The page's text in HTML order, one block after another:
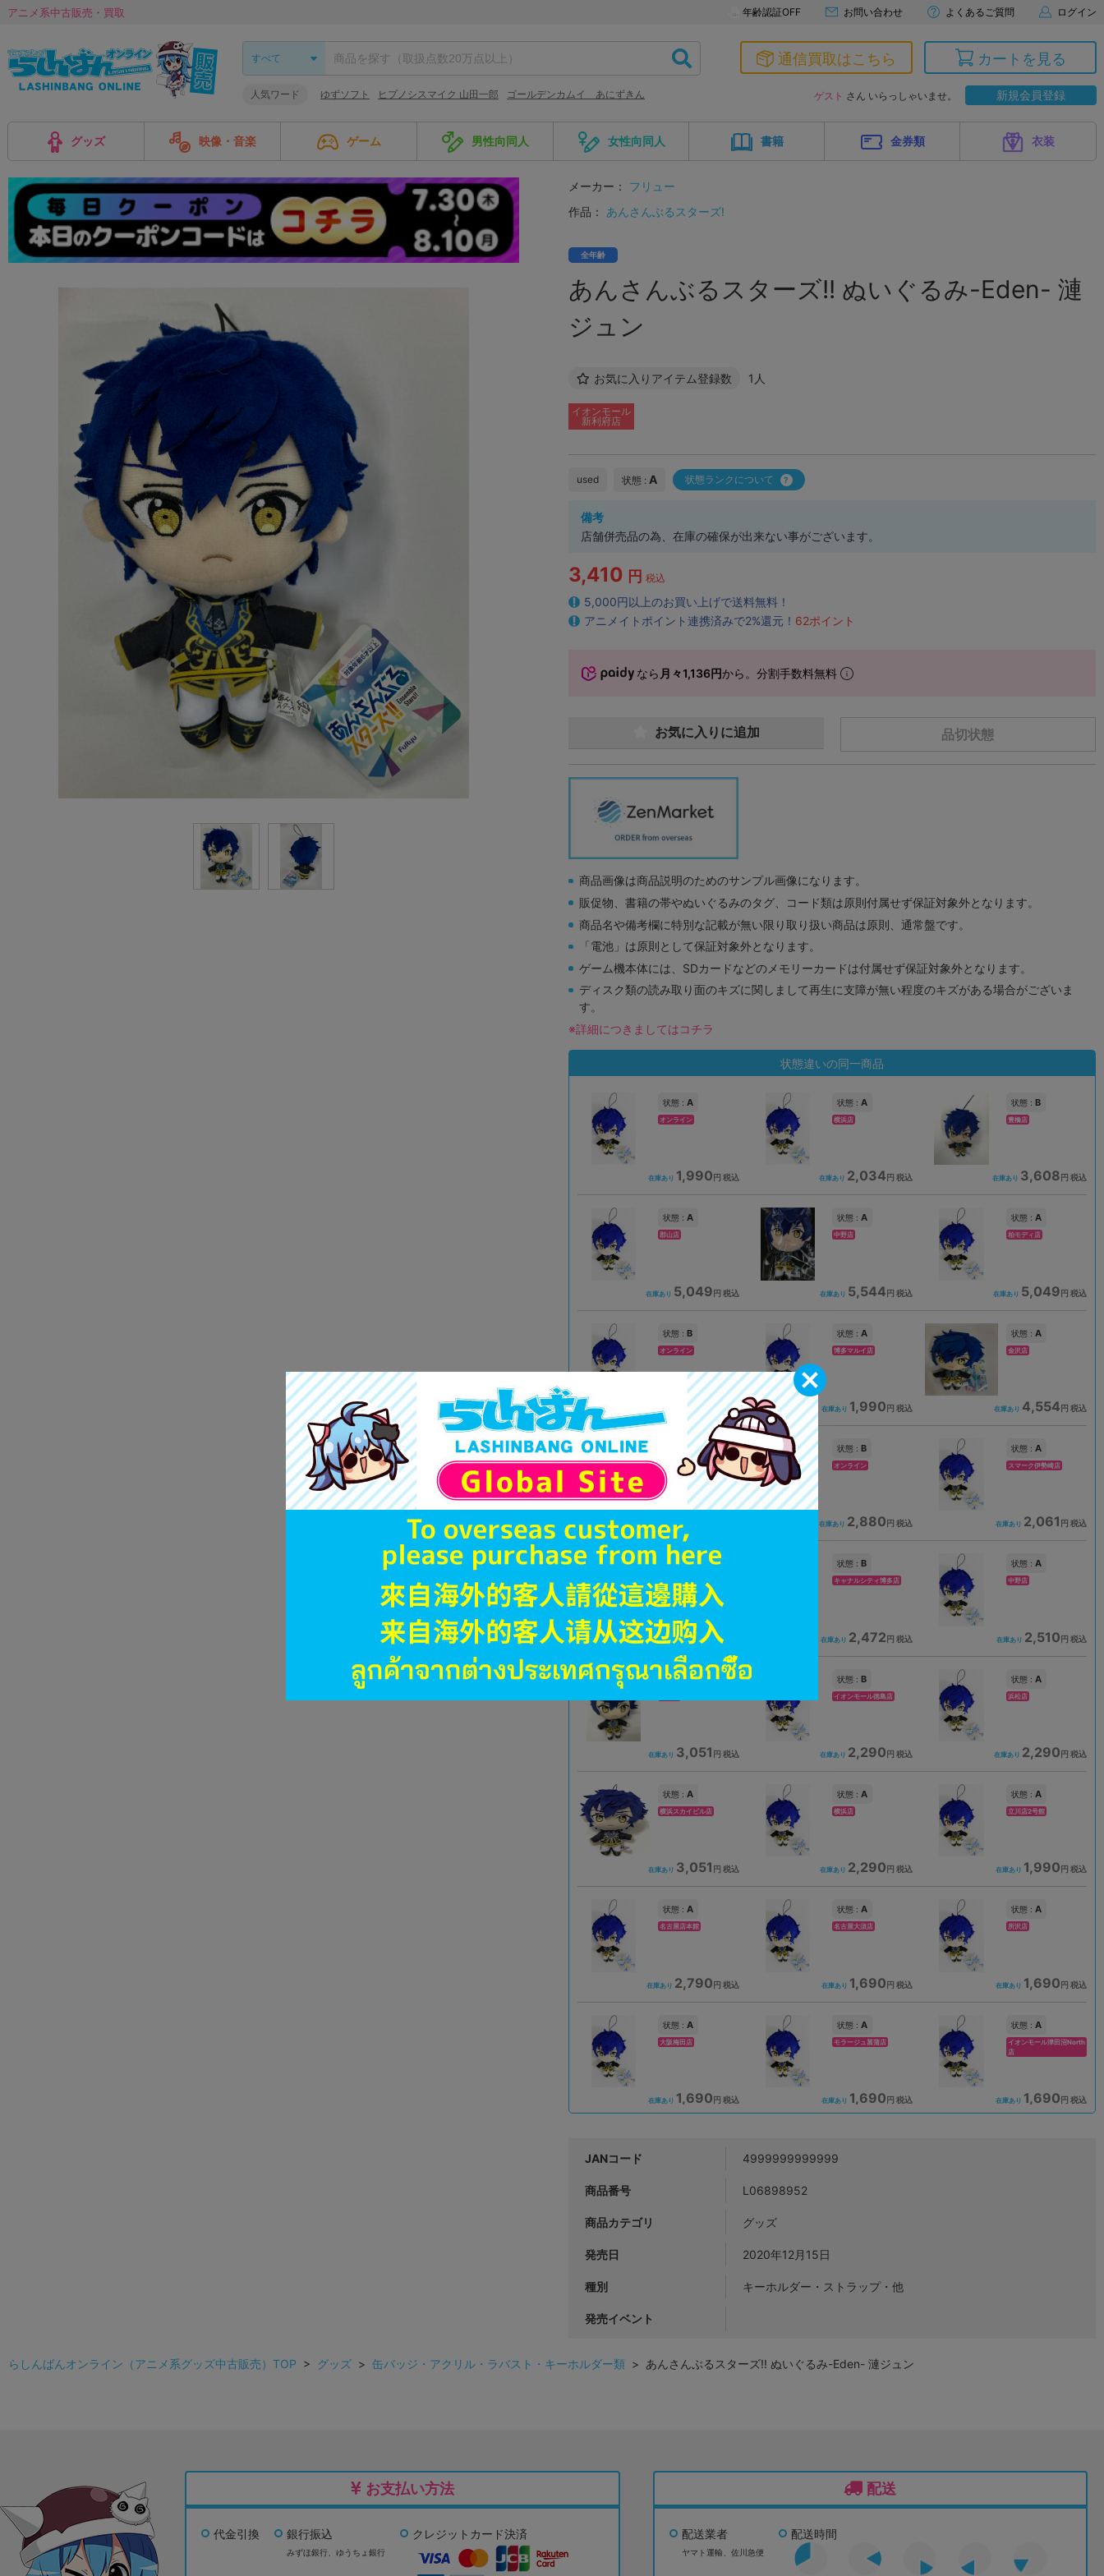
アニメ系中古販売・買取 年齢認証OFF お問い合わせ よくあるご質問 ログイン
人気ワード ゆずソフト ヒプノシスマイク 山田一郎 ゴールデンカムイ あにずきん
通信買取はこちら カートを見る
ゲスト さん いらっしゃいませ。 新規会員登録
グッズ 映像・音楽 ゲーム 男性向同人 女性向同人 書籍 金券類 衣装
メーカー：
フリュー
作品：
あんさんぶるスターズ!
全年齢
あんさんぶるスターズ!! ぬいぐるみ-Eden- 漣
ジュン
お気に入りアイテム登録数 1人
イオンモール
新利府店
used 状態 : A 状態ランクについて
備考
店舗併売品の為、在庫の確保が出来ない事がございます。
3,410 円 税込
5,000円以上のお買い上げで送料無料！
アニメイトポイント連携済みで2%還元！ 62ポイント
なら 月々1,136円から。分割手数料無料
品切状態
お気に入りに追加
商品画像は商品説明のためのサンプル画像になります。
販促物、書籍の帯やぬいぐるみのタグ、コード類は原則付属せず保証対象外となります。
商品名や備考欄に特別な記載が無い限り取り扱い商品は原則、通常盤です。
「電池」は原則として保証対象外となります。
ゲーム機本体には、SDカードなどのメモリーカードは付属せず保証対象外となります。
ディスク類の読み取り面のキズに関しまして再生に支障が無い程度のキズがある場合がございま
す。
※詳細につきましてはコチラ
状態違いの同一商品
状態 : A
オンライン
在庫あり 1,990 円 税込
状態 : A
横浜店
在庫あり 2,034 円 税込
状態 : B
豊橋店
在庫あり 3,608 円 税込
状態 : A
郡山店
在庫あり 5,049円 税込
状態 : A
中野店
在庫あり 5,544円 税込
状態 : A
柏モディ店
在庫あり 5,049円 税込
状態 :B
オンライン
1,790円 税込
状態 : A
博多マルイ店
在庫あり 1,990円 税込
状態 : A
金沢店
在庫あり 4,554円 税込
状態 :B
金沢店
在庫あり 2,728
状態 : B
オンライン
在庫あり 2,880 円 税込
状態 : A
スマーク伊勢崎店
在庫あり 2,061 円 税込
状態 :A
大宮店
在庫あり 3,051円 税込
状態 : B
キャナルシティ博多店
在庫あり 2,472円 税込
状態 : A
中野店
在庫あり 2,510円 税込
状態 :A
在庫あり 3,051 円 税込
状態 : B
イオンモール徳島店
在庫あり 2,290円 税込
状態 : A
浜松店
在庫あり 2,290円 税込
状態 : A
横浜スカイビル店
在庫あり 3,051 円 税込
状態 : A
横浜店
在庫あり 2,290 円 税込
状態 : A
立川店2号館
在庫あり 1,990 円 税込
状態 : A
名古屋店本館
在庫あり 2,790円 税込
状態 : A
名古屋大須店
在庫あり 1,690円 税込
状態 : A
所沢店
在庫あり 1,690円 税込
状態 : A
大阪梅田店
在庫あり 1,690円 税込
状態 : A
モラージュ菖蒲店
在庫あり 1,690円 税込
状態 : A
イオンモール津田沼North
店
在庫あり 1,690円 税込
JANコード 4999999999999
商品番号 L06898952
商品カテゴリ グッズ
発売日 2020年12月15日
種別 キーホルダー・ストラップ・他
発売イベント
らしんばんオンライン（アニメ系グッズ中古販売）TOP > グッズ > 缶バッジ・アクリル・ラバスト・キーホルダー類 > あんさんぶるスターズ!! ぬいぐるみ-Eden- 漣ジュン
お支払い方法
代金引換 銀行振込
みずほ銀行、 ゆうちょ銀行
クレジットカード決済
配送
配送業者
ヤマト運輸、佐川急便
配送時間